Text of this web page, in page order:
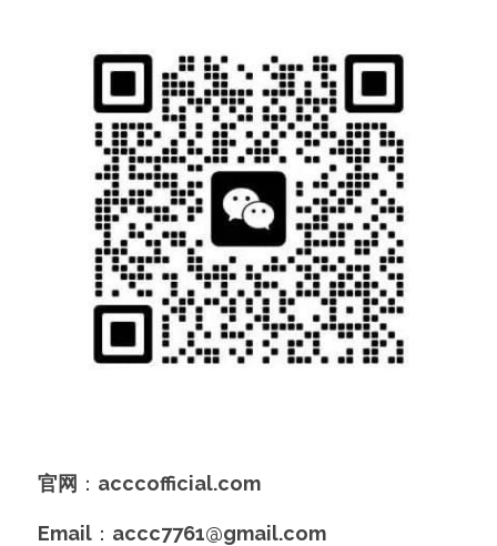
官网 ： acccofficial.com
Email ： accc7761@gmail.com